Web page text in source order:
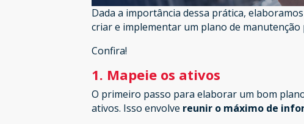
Dada a importância dessa prática,
criar e implementar um plano de
Confira!
1. Mapeie os ativos
O primeiro passo para elaborar um bom
ativos. Isso envolve reunir o máximo de